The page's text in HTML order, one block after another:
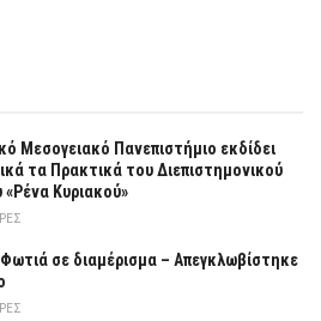
Μεσογειακό Πανεπιστήμιο εκδίδει
τα Πρακτικά του Διεπιστημονικού
«Ρένα Κυριακού»
σε διαμέρισμα – Απεγκλωβίστηκε